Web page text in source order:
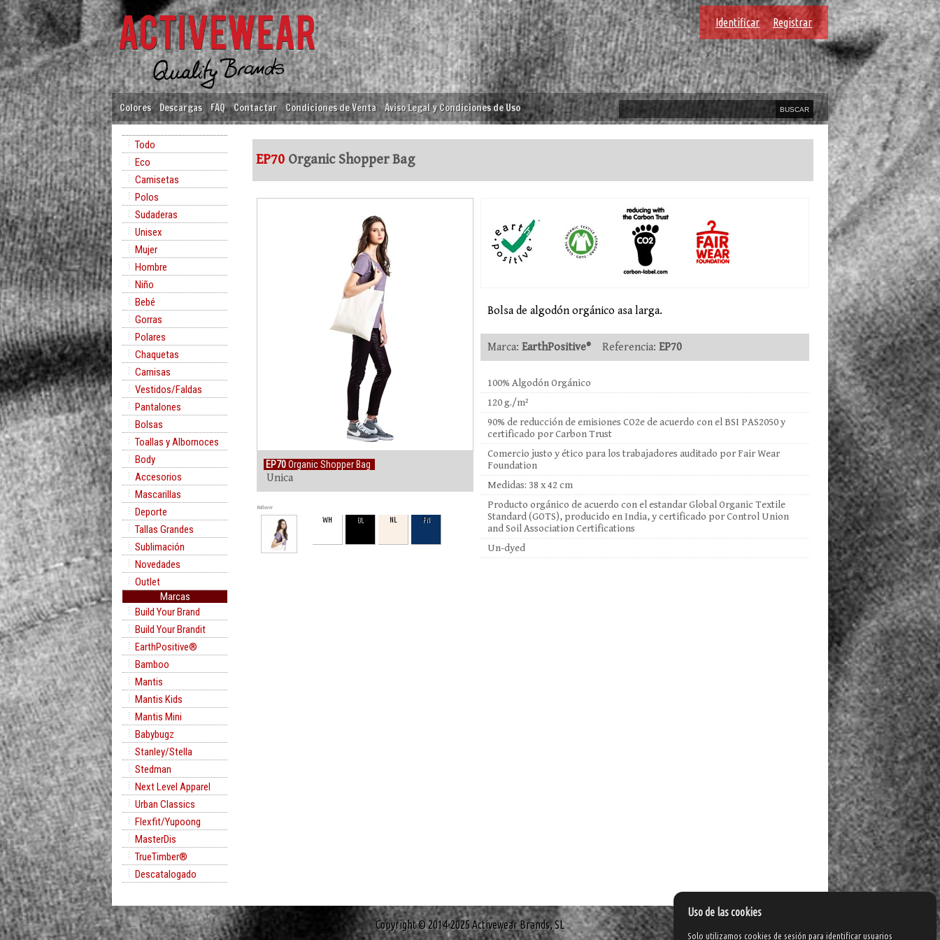
Identificar Registrar
Colores Descargas FAQ Contactar Condiciones de Venta Aviso Legal y Condiciones de Uso
Todo
Eco
Camisetas
Polos
Sudaderas
Unisex
Mujer
Hombre
Niño
Bebé
Gorras
Polares
Chaquetas
Camisas
Vestidos/Faldas
Pantalones
Bolsas
Toallas y Albornoces
Body
Accesorios
Mascarillas
Deporte
Tallas Grandes
Sublimación
Novedades
Outlet
Marcas
Build Your Brand
Build Your Brandit
EarthPositive®
Bamboo
Mantis
Mantis Kids
Mantis Mini
Babybugz
Stanley/Stella
Stedman
Next Level Apparel
Urban Classics
Flexfit/Yupoong
MasterDis
TrueTimber®
Descatalogado
EP70 Organic Shopper Bag
EP70Organic Shopper Bag
Unica
Rollover
WH BL NL FN
Bolsa de algodón orgánico asa larga.
Marca: EarthPositive® Referencia: EP70
100% Algodón Orgánico
120 g./m²
90% de reducción de emisiones CO2e de acuerdo con el BSI PAS2050 y
certificado por Carbon Trust
Comercio justo y ético para los trabajadores auditado por Fair Wear
Foundation
Medidas: 38 x 42 cm
Producto orgánico de acuerdo con el estandar Global Organic Textile
Standard (GOTS), producido en India, y certificado por Control Union
and Soil Association Certifications
Un-dyed
Copyright © 2014-2025 Activewear Brands, SL
Uso de las cookies
Solo utilizamos cookies de sesión para identificar usuarios